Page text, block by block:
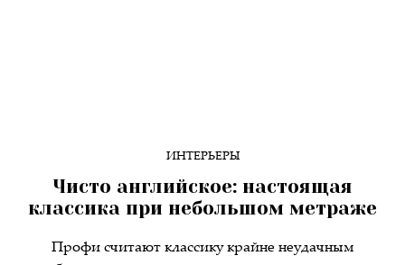
ИНТЕРЬЕРЫ
Чисто английское: настоящая
классика при небольшом метраже
Профи считают классику крайне неудачным